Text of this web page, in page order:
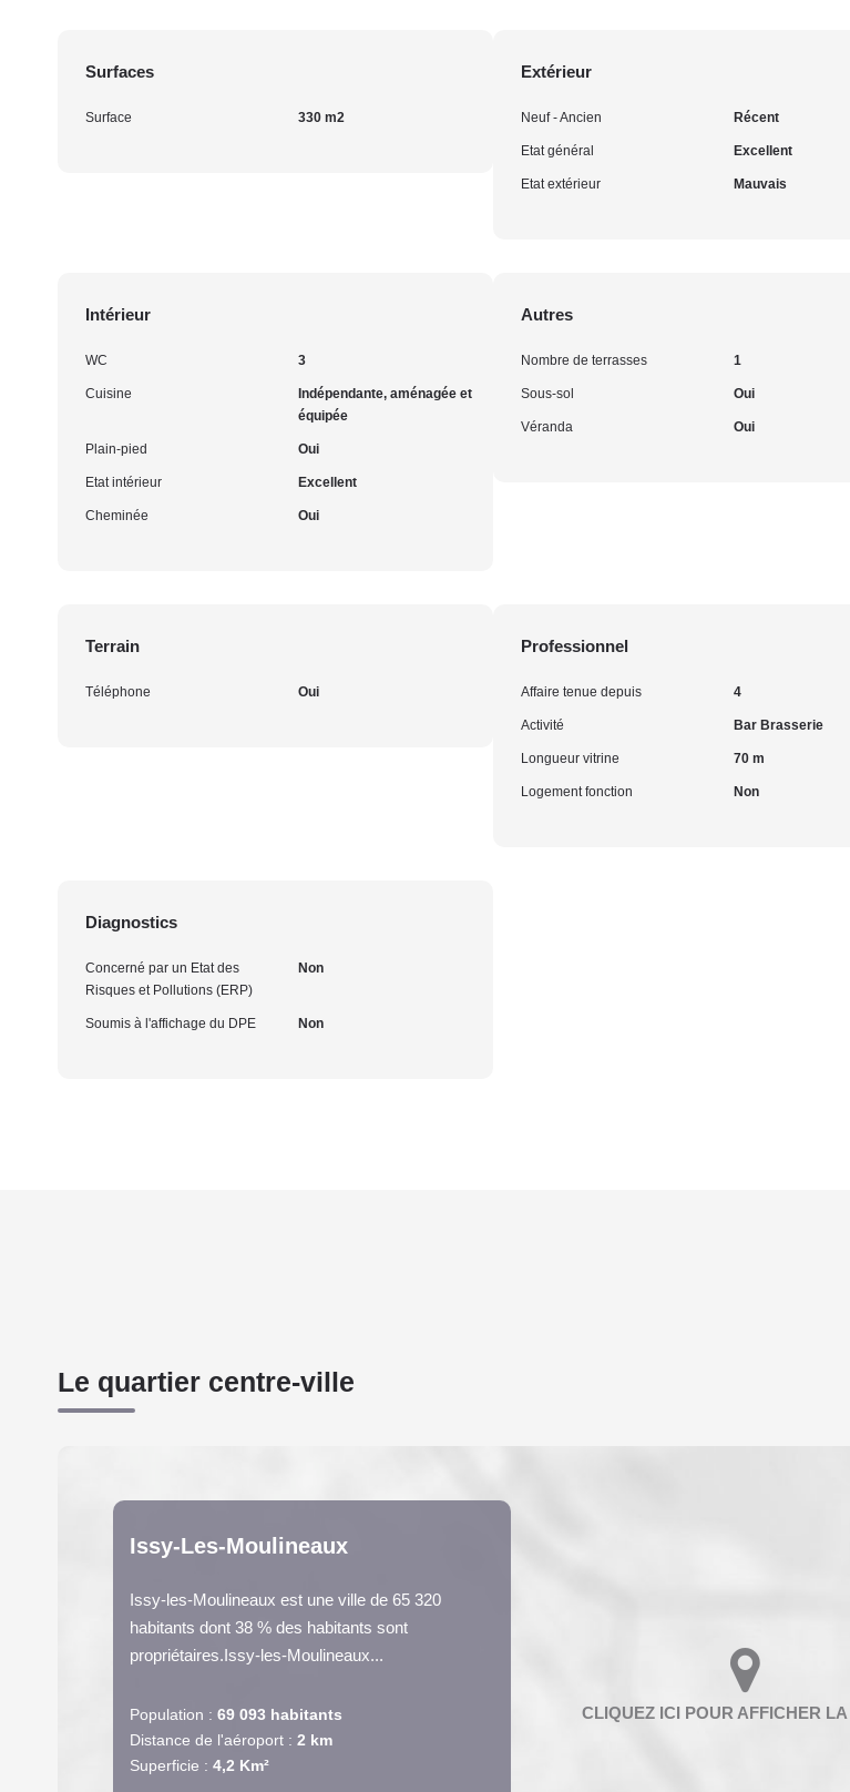
Surfaces
Surface 330 m2
Extérieur
Neuf - Ancien Récent
Etat général Excellent
Etat extérieur Mauvais
Intérieur
WC 3
Cuisine
Indépendante, aménagée et
équipée
Plain-pied Oui
Etat intérieur Excellent
Cheminée Oui
Autres
Nombre de terrasses 1
Sous-sol Oui
Véranda Oui
Terrain
Téléphone Oui
Professionnel
Affaire tenue depuis 4
Activité Bar Brasserie
Longueur vitrine 70 m
Logement fonction Non
Diagnostics
Concerné par un Etat des
Risques et Pollutions (ERP)
Non
Soumis à l'affichage du DPE Non
Le quartier centre-ville
Issy-Les-Moulineaux
Issy-les-Moulineaux est une ville de 65 320
habitants dont 38 % des habitants sont
propriétaires.Issy-les-Moulineaux...
Population : 69 093 habitants
Distance de l'aéroport : 2 km
Superficie : 4,2 Km²